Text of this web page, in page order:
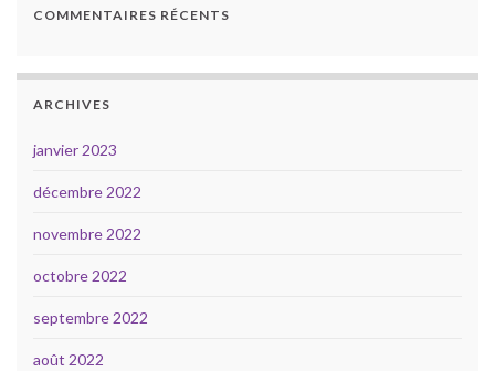
COMMENTAIRES RÉCENTS
ARCHIVES
janvier 2023
décembre 2022
novembre 2022
octobre 2022
septembre 2022
août 2022